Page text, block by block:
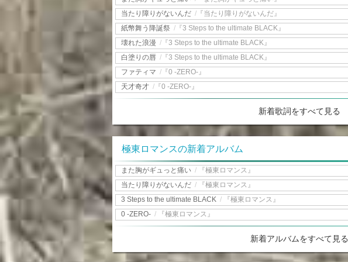
当たり障りがないんだ / 『当たり障りがないんだ』
紙幣舞う降誕祭 / 『3 Steps to the ultimate BLACK』
壊れた浪漫 / 『3 Steps to the ultimate BLACK』
白塗りの唇 / 『3 Steps to the ultimate BLACK』
ファティマ / 『0 -ZERO-』
天才奇才 / 『0 -ZERO-』
新着歌詞をすべて見る
極東ロマンスの新着アルバム
また胸がギュっと痛い /
『極東ロマンス』
当たり障りがないんだ /
『極東ロマンス』
3 Steps to the ultimate BLACK /
『極東ロマンス』
0 -ZERO- / 『極東ロマンス』
新着アルバムをすべて見る